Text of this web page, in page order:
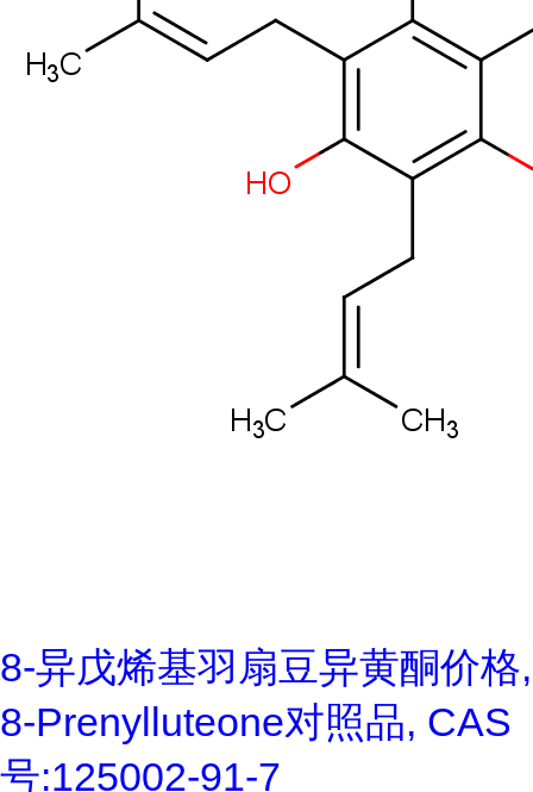
8-异戊烯基羽扇豆异黄酮价格,
8-Prenylluteone对照品, CAS
号:125002-91-7